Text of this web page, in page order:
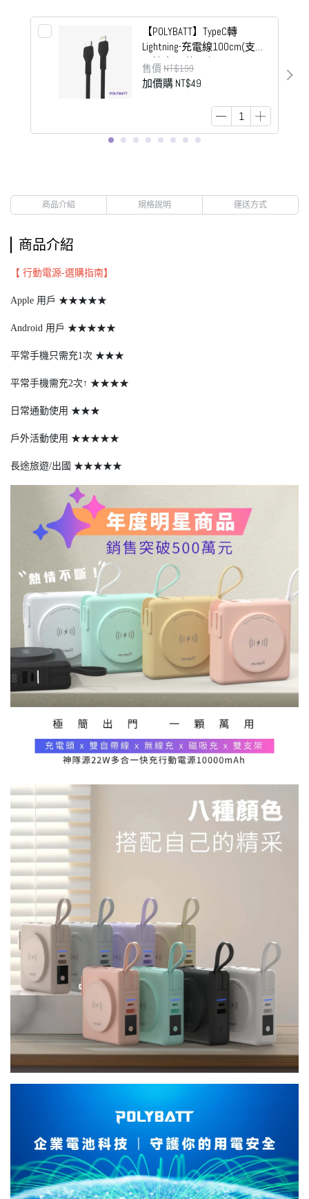
【POLYBATT】TypeC轉
Lightning-充電線100cm(支援
6A快充)-E款黑色
售價NT$199
加價購 NT$49
商品介紹 規格說明 運送方式
商品介紹
【 行動電源-選購指南】
Apple 用戶 ★★★★★
Android 用戶 ★★★★★
平常手機只需充1次 ★★★
平常手機需充2次↑ ★★★★
日常通勤使用 ★★★
戶外活動使用 ★★★★★
長途旅遊/出國 ★★★★★